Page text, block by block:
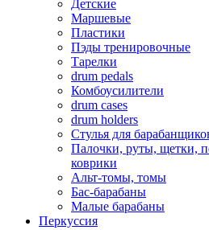
Детские
Маршевые
Пластики
Пэды тренировочные
Тарелки
drum pedals
Комбоусилители
drum cases
drum holders
Стулья для
Палочки, руты, щетки,
коврики
Альт-томы, томы
Бас-барабаны
Малые барабаны
Перкуссия